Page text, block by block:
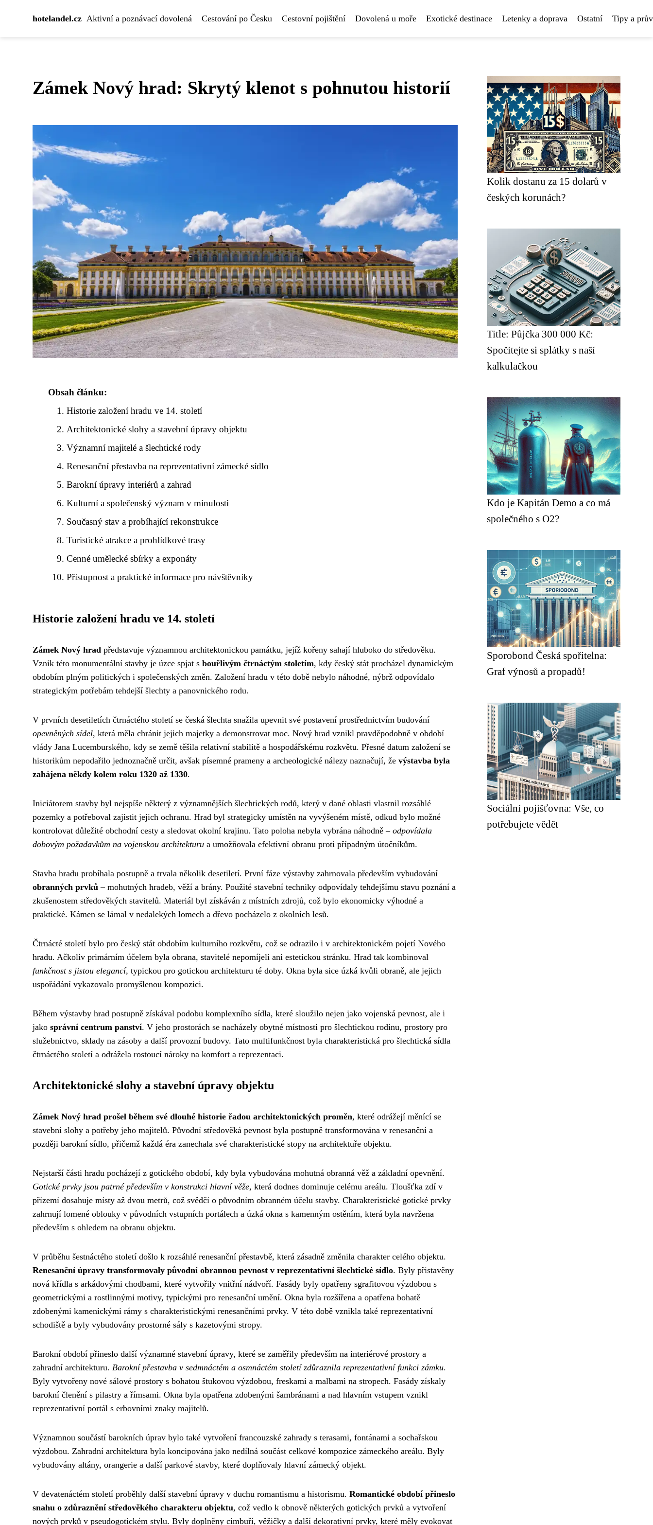
hotelandel.cz Aktivní a poznávací dovolená Cestování po Česku Cestovní pojištění Dovolená u moře Exotické destinace Letenky a doprava Ostatní Tipy a
Zámek Nový hrad: Skrytý klenot s pohnutou historií
Obsah článku:
Historie založení hradu ve 14. století
Architektonické slohy a stavební úpravy objektu
Významní majitelé a šlechtické rody
Renesanční přestavba na reprezentativní zámecké sídlo
Barokní úpravy interiérů a zahrad
Kulturní a společenský význam v minulosti
Současný stav a probíhající rekonstrukce
Turistické atrakce a prohlídkové trasy
Cenné umělecké sbírky a exponáty
Přístupnost a praktické informace pro návštěvníky
Historie založení hradu ve 14. století
Zámek Nový hrad představuje významnou architektonickou památku, jejíž kořeny sahají hluboko do středověku.
Vznik této monumentální stavby je úzce spjat s bouřlivým čtrnáctým stoletím, kdy český stát procházel dynamickým
obdobím plným politických i společenských změn. Založení hradu v této době nebylo náhodné, nýbrž odpovídalo
strategickým potřebám tehdejší šlechty a panovnického rodu.
V prvních desetiletích čtrnáctého století se česká šlechta snažila upevnit své postavení prostřednictvím budování
opevněných sídel, která měla chránit jejich majetky a demonstrovat moc. Nový hrad vznikl pravděpodobně v období
vlády Jana Lucemburského, kdy se země těšila relativní stabilitě a hospodářskému rozkvětu. Přesné datum založení se
historikům nepodařilo jednoznačně určit, avšak písemné prameny a archeologické nálezy naznačují, že výstavba byla
zahájena někdy kolem roku 1320 až 1330.
Iniciátorem stavby byl nejspíše některý z významnějších šlechtických rodů, který v dané oblasti vlastnil rozsáhlé
pozemky a potřeboval zajistit jejich ochranu. Hrad byl strategicky umístěn na vyvýšeném místě, odkud bylo možné
kontrolovat důležité obchodní cesty a sledovat okolní krajinu. Tato poloha nebyla vybrána náhodně – odpovídala
dobovým požadavkům na vojenskou architekturu a umožňovala efektivní obranu proti případným útočníkům.
Stavba hradu probíhala postupně a trvala několik desetiletí. První fáze výstavby zahrnovala především vybudování
obranných prvků – mohutných hradeb, věží a brány. Použité stavební techniky odpovídaly tehdejšímu stavu poznání a
zkušenostem středověkých stavitelů. Materiál byl získáván z místních zdrojů, což bylo ekonomicky výhodné a
praktické. Kámen se lámal v nedalekých lomech a dřevo pocházelo z okolních lesů.
Čtrnácté století bylo pro český stát obdobím kulturního rozkvětu, což se odrazilo i v architektonickém pojetí Nového
hradu. Ačkoliv primárním účelem byla obrana, stavitelé nepomíjeli ani estetickou stránku. Hrad tak kombinoval
funkčnost s jistou elegancí, typickou pro gotickou architekturu té doby. Okna byla sice úzká kvůli obraně, ale jejich
uspořádání vykazovalo promyšlenou kompozici.
Během výstavby hrad postupně získával podobu komplexního sídla, které sloužilo nejen jako vojenská pevnost, ale i
jako správní centrum panství. V jeho prostorách se nacházely obytné místnosti pro šlechtickou rodinu, prostory pro
služebnictvo, sklady na zásoby a další provozní budovy. Tato multifunkčnost byla charakteristická pro šlechtická sídla
čtrnáctého století a odrážela rostoucí nároky na komfort a reprezentaci.
Architektonické slohy a stavební úpravy objektu
Zámek Nový hrad prošel během své dlouhé historie řadou architektonických proměn, které odrážejí měnící se
stavební slohy a potřeby jeho majitelů. Původní středověká pevnost byla postupně transformována v renesanční a
později barokní sídlo, přičemž každá éra zanechala své charakteristické stopy na architektuře objektu.
Nejstarší části hradu pocházejí z gotického období, kdy byla vybudována mohutná obranná věž a základní opevnění.
Gotické prvky jsou patrné především v konstrukci hlavní věže, která dodnes dominuje celému areálu. Tloušťka zdí v
přízemí dosahuje místy až dvou metrů, což svědčí o původním obranném účelu stavby. Charakteristické gotické prvky
zahrnují lomené oblouky v původních vstupních portálech a úzká okna s kamenným ostěním, která byla navržena
především s ohledem na obranu objektu.
V průběhu šestnáctého století došlo k rozsáhlé renesanční přestavbě, která zásadně změnila charakter celého objektu.
Renesanční úpravy transformovaly původní obrannou pevnost v reprezentativní šlechtické sídlo. Byly přistavěny
nová křídla s arkádovými chodbami, které vytvořily vnitřní nádvoří. Fasády byly opatřeny sgrafitovou výzdobou s
geometrickými a rostlinnými motivy, typickými pro renesanční umění. Okna byla rozšířena a opatřena bohatě
zdobenými kamenickými rámy s charakteristickými renesančními prvky. V této době vznikla také reprezentativní
schodiště a byly vybudovány prostorné sály s kazetovými stropy.
Barokní období přineslo další významné stavební úpravy, které se zaměřily především na interiérové prostory a
zahradní architekturu. Barokní přestavba v sedmnáctém a osmnáctém století zdůraznila reprezentativní funkci zámku.
Byly vytvořeny nové sálové prostory s bohatou štukovou výzdobou, freskami a malbami na stropech. Fasády získaly
barokní členění s pilastry a římsami. Okna byla opatřena zdobenými šambránami a nad hlavním vstupem vznikl
reprezentativní portál s erbovními znaky majitelů.
Významnou součástí barokních úprav bylo také vytvoření francouzské zahrady s terasami, fontánami a sochařskou
výzdobou. Zahradní architektura byla koncipována jako nedílná součást celkové kompozice zámeckého areálu. Byly
vybudovány altány, orangerie a další parkové stavby, které doplňovaly hlavní zámecký objekt.
V devatenáctém století proběhly další stavební úpravy v duchu romantismu a historismu. Romantické období přineslo
snahu o zdůraznění středověkého charakteru objektu, což vedlo k obnově některých gotických prvků a vytvoření
nových prvků v pseudogotickém stylu. Byly doplněny cimbuří, věžičky a další dekorativní prvky, které měly evokovat
Kolik dostanu za 15 dolarů v
českých korunách?
Title: Půjčka 300 000 Kč:
Spočítejte si splátky s naší
kalkulačkou
Kdo je Kapitán Demo a co má
společného s O2?
Sporobond Česká spořitelna:
Graf výnosů a propadů!
Sociální pojišťovna: Vše, co
potřebujete vědět